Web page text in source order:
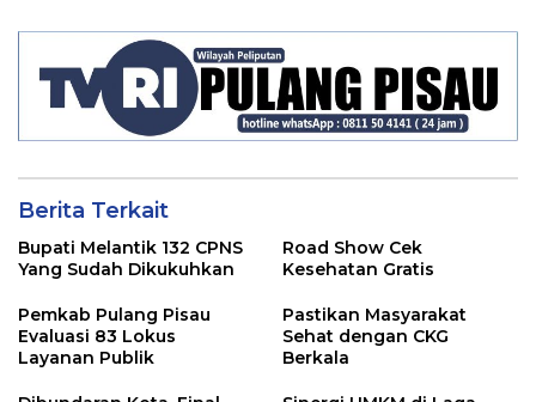
Berita Terkait
Bupati Melantik 132 CPNS
Yang Sudah Dikukuhkan
Road Show Cek
Kesehatan Gratis
Pemkab Pulang Pisau
Evaluasi 83 Lokus
Layanan Publik
Pastikan Masyarakat
Sehat dengan CKG
Berkala